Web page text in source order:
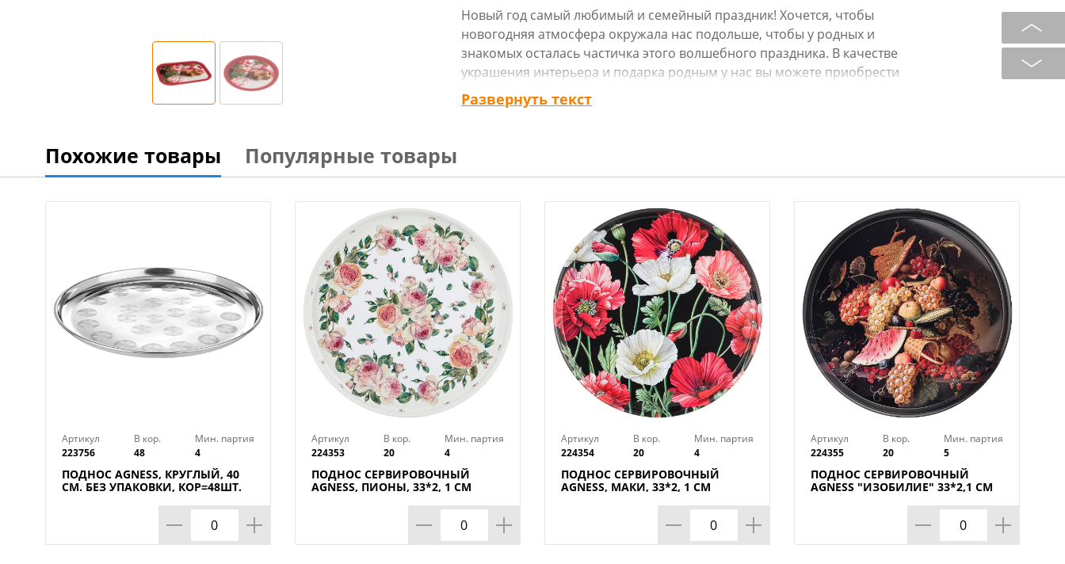
Новый год самый любимый и семейный праздник! Хочется, чтобы
новогодняя атмосфера окружала нас подольше, чтобы у родных и
знакомых осталась частичка этого волшебного праздника. В качестве
украшения интерьера и подарка родным у нас вы можете приобрести
подносы с Новогодней тематикой. На него можно насыпать горсть золотых
орехов, конфеты, поставить свечи, положить небольшие новогодние
Развернуть текст
Похожие товары Популярные товары
Артикул
223756
В кор.
48
Мин. партия
4
ПОДНОС AGNESS, КРУГЛЫЙ, 40
СМ. БЕЗ УПАКОВКИ, КОР=48ШТ.
Артикул
224353
В кор.
20
Мин. партия
4
ПОДНОС СЕРВИРОВОЧНЫЙ
AGNESS, ПИОНЫ, 33*2, 1 СМ
Артикул
224354
В кор.
20
Мин. партия
4
ПОДНОС СЕРВИРОВОЧНЫЙ
AGNESS, МАКИ, 33*2, 1 СМ
Артикул
224355
В кор.
20
Мин. партия
5
ПОДНОС СЕРВИРОВОЧНЫЙ
AGNESS "ИЗОБИЛИЕ" 33*2,1 СМ